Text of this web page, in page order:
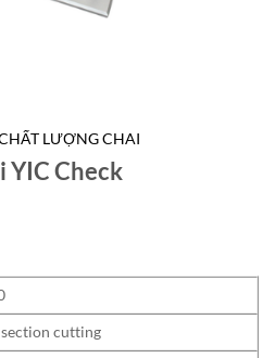
LƯỢNG CHAI
YIC Check
cutting